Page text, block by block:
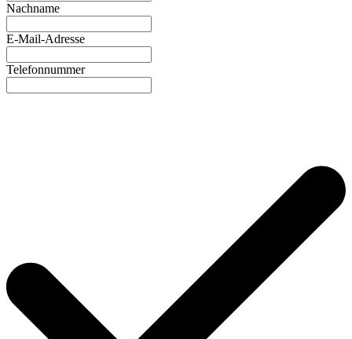
Nachname
E-Mail-Adresse
Telefonnummer